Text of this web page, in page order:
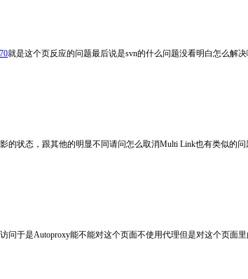
就是这个页反应的问题最后说是svn的什么问题没看明白怎么解
状态，跟其他的明显不同请问怎么取消Multi Link也有类似的
于是Autoproxy能不能对这个页面不使用代理但是对这个页面